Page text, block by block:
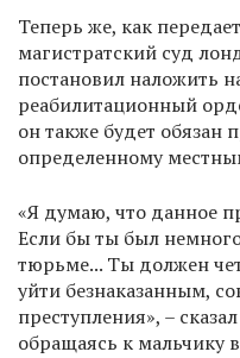
Теперь же, как
магистратский суд
постановил наложить
реабилитационный
он также будет обязан
определенному
«Я думаю, что данное
Если бы ты был
тюрьме... Ты должен
уйти безнаказанным,
преступления», –
обращаясь к мальчику